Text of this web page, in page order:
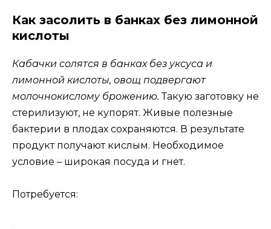
Как засолить в банках без лимонной
кислоты
Кабачки солятся в банках без уксуса и
лимонной кислоты, овощ подвергают
молочнокислому брожению. Такую заготовку не
стерилизуют, не купорят. Живые полезные
бактерии в плодах сохраняются. В результате
продукт получают кислым. Необходимое
условие – широкая посуда и гнет.
Потребуется: